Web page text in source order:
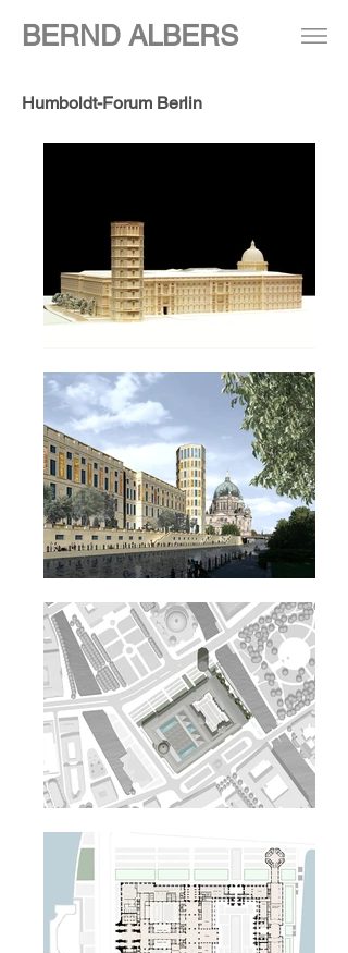
BERND ALBERS
Humboldt-Forum Berlin